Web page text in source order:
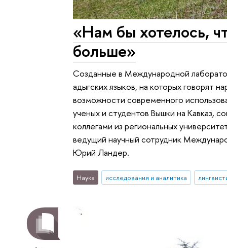
«Нам бы хотелось,
больше»
Созданные в Международной
адыгских языков, на которых говорят
возможности современного
ученых и студентов Вышки на Кавказ,
коллегами из региональных
ведущий научный сотрудник
Юрий Ландер.
Наука исследования и аналитика